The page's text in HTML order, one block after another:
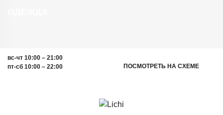
вс-чт 10:00 – 21:00
пт-сб 10:00 – 22:00
ПОСМОТРЕТЬ НА СХЕМЕ